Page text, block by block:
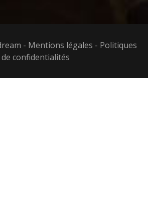
- Mentions légales - Politiques
de confidentialités